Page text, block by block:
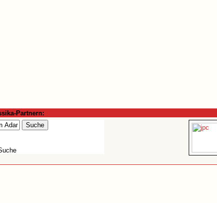
Partnern: